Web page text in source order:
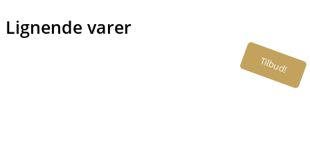
Lignende varer
Tilbud!